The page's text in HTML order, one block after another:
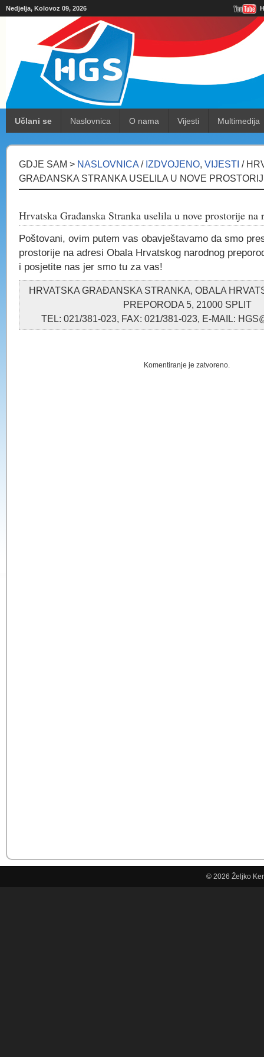
Nedjelja, Kolovoz 09, 2026
Učlani se Naslovnica O nama Vijesti Multimedija
GDJE SAM > NASLOVNICA / IZDVOJENO, VIJESTI /
GRAĐANSKA STRANKA USELILA U NOVE
Hrvatska Građanska Stranka uselila u nove prostorije na
Poštovani, ovim putem vas obavještavamo da smo
prostorije na adresi Obala Hrvatskog narodnog
i posjetite nas jer smo tu za vas!
HRVATSKA GRAĐANSKA STRANKA, OBALA
PREPORODA 5, 21000 SPLIT
TEL: 021/381-023, FAX: 021/381-023, E-MAIL:
Komentiranje je zatvoreno.
© 2026 Željko